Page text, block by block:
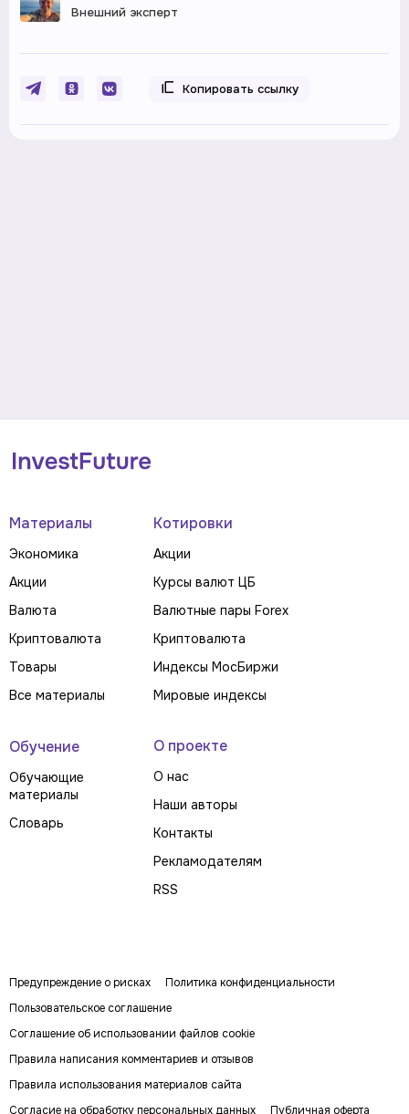
Внешний эксперт
Копировать ссылку
Материалы
Экономика
Акции
Валюта
Криптовалюта
Товары
Все материалы
Котировки
Акции
Курсы валют ЦБ
Валютные пары Forex
Криптовалюта
Индексы МосБиржи
Мировые индексы
Обучение
Обучающие
материалы
Словарь
О проекте
О нас
Наши авторы
Контакты
Рекламодателям
RSS
Предупреждение о рисках
Политика конфиденциальности
Пользовательское соглашение
Соглашение об использовании файлов cookie
Правила написания комментариев и отзывов
Правила использования материалов сайта
Согласие на обработку персональных данных
Публичная оферта